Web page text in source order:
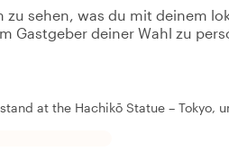
zu sehen, was du mit deinem
Gastgeber deiner Wahl zu
at the Hachikō Statue – Tokyo,